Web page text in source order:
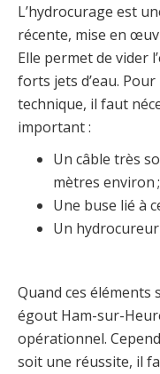
L’hydrocurage est
récente, mise en
Elle permet de vider
forts jets d’eau.
technique, il faut
important :
Un câble très
mètres environ ;
Une buse lié à
Un hydrocureur
Quand ces éléments
égout Ham-sur-
opérationnel.
soit une réussite, il